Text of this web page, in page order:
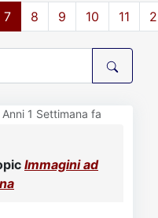
7 8 9 10 11
Anni 1 Settimana fa
Immagini ad